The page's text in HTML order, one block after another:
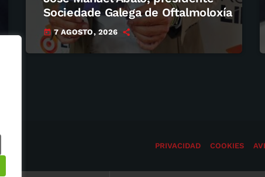
Sociedade Galega de Oftalmoloxía
today 7 AGOSTO, 2026
PRIVACIDAD COOKIES